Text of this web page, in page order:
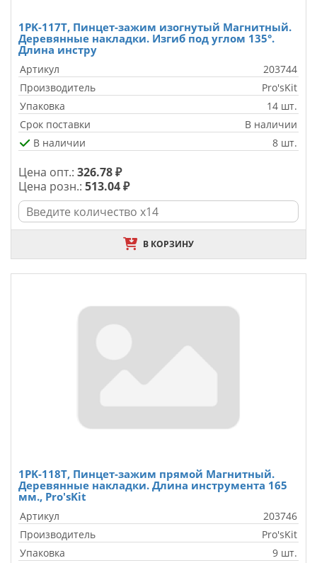
1PK-117T, Пинцет-зажим изогнутый Магнитный.
Деревянные накладки. Изгиб под углом 135°.
Длина инстру
Артикул
203744
Производитель
Pro'sKit
Упаковка
14 шт.
Срок поставки
В наличии
В наличии
8 шт.
Цена опт.: 326.78 ₽
Цена розн.: 513.04 ₽
В КОРЗИНУ
1PK-118T, Пинцет-зажим прямой Магнитный.
Деревянные накладки. Длина инструмента 165
мм., Pro'sKit
Артикул
203746
Производитель
Pro'sKit
Упаковка
9 шт.